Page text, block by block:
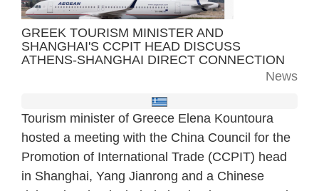
GREEK TOURISM MINISTER AND
SHANGHAI'S CCPIT HEAD DISCUSS
ATHENS-SHANGHAI DIRECT CONNECTION
News
Tourism minister of Greece Elena Kountoura
hosted a meeting with the China Council for the
Promotion of International Trade (CCPIT) head
in Shanghai, Yang Jianrong and a Chinese